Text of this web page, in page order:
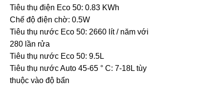
Tiêu thụ điện Eco 50: 0.83 KWh
Chế độ điện chờ: 0.5W
Tiêu thụ nước Eco 50: 2660 lít / năm với
280 lần rửa
Tiêu thụ nước Eco 50: 9.5L
Tiêu thụ nước Auto 45-65 ° C: 7-18L tùy
thuộc vào độ bẩn